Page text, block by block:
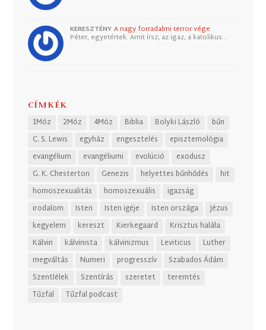
KERESZTÉNY A nagy forradalmi terror vége
Péter, egyetértek. Amit írsz, az igaz, a katolikus…
CÍMKÉK
1Móz 2Móz 4Móz Biblia Bolyki László
bűn
C. S. Lewis
egyház engesztelés
episztemológia
evangélium
evangéliumi evolúció
exodusz
G. K. Chesterton
Genezis helyettes bűnhődés
hit
homoszexualitás
homoszexuális
igazság
irodalom
Isten Isten igéje Isten országa
Jézus
kegyelem
kereszt Kierkegaard
Krisztus halála
Kálvin
kálvinista kálvinizmus Leviticus
Luther
megváltás
Numeri progresszív
Szabados Ádám
Szentlélek
Szentírás szeretet
teremtés
Tűzfal
Tűzfal podcast